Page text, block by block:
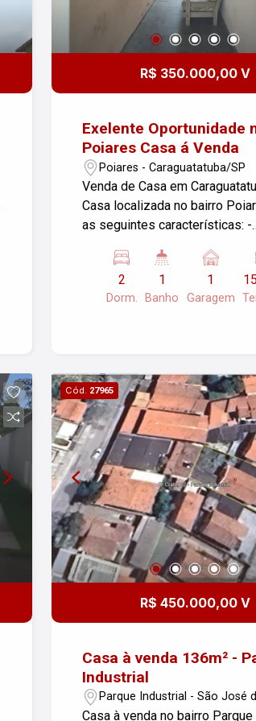
R$ 350.000,00 V
Exelente Oportunidade
Poiares Casa á Venda
Poiares - Caraguatatuba/SP
Venda de Casa em
Casa localizada no bairro
as seguintes características: -
Construída: 96,98 m² - Área do
154,00 m² Para mais informações ou
agendar uma visita, entre em
2
Dorm.
1
Banho
1
Garagem
Cód. 27965
R$ 450.000,00 V
Casa à venda 136m² -
Industrial
Parque Industrial - São José
Campos/SP
Casa à venda no bairro Parque